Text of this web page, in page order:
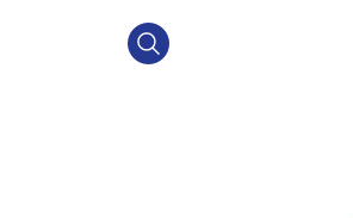
product view